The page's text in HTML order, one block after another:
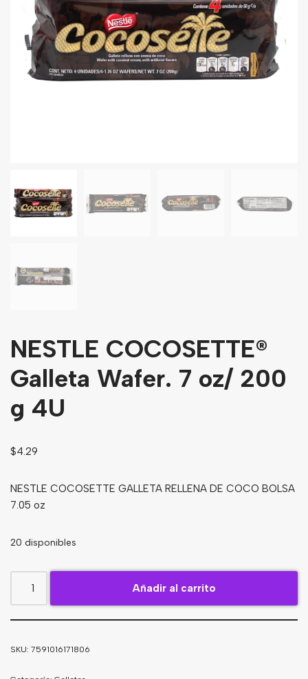
Granos
Harinas
Edulcorante
Enlatados
Congelaldos
Condimentos
Golosinas
Tés
NESTLE COCOSETTE®
Galleta Wafer. 7 oz/ 200
g 4U
$4.29
NESTLE COCOSETTE GALLETA RELLENA DE COCO BOLSA
7.05 oz
20 disponibles
Añadir al carrito
SKU: 7591016171806